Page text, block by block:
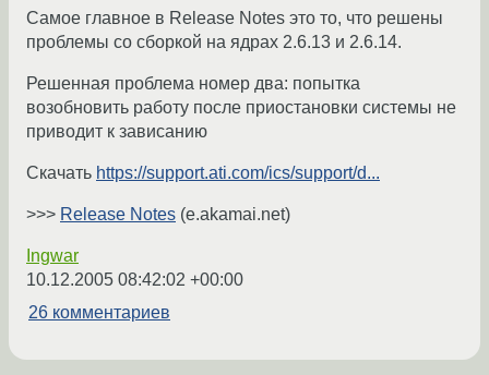
Самое главное в Release Notes это то, что решены
проблемы со сборкой на ядрах 2.6.13 и 2.6.14.
Решенная проблема номер два: попытка
возобновить работу после приостановки системы не
приводит к зависанию
Скачать https://support.ati.com/ics/support/d...
>>> Release Notes (e.akamai.net)
Ingwar
10.12.2005 08:42:02 +00:00
26 комментариев